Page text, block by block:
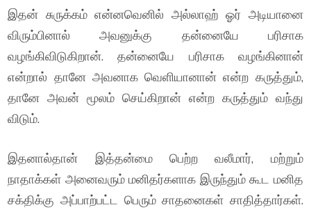
இதன் சுருக்கம் என்னவெனில் அல்லாஹ் ஓர் அடியானை
விரும்பினால் அவனுக்கு தன்னையே பரிசாக
வழங்கிவிடுகிறான். தன்னையே பரிசாக வழங்கினான்
என்றால் தானே அவனாக வெளியானான் என்ற கருத்தும்,
தானே அவன் மூலம் செய்கிறான் என்ற கருத்தும் வந்து
விடும்.
இதனால்தான் இத்தன்மை பெற்ற வலீமார், மற்றும்
நாதாக்கள் அனைவரும் மனிதர்களாக இருந்தும் கூட மனித
சக்திக்கு அப்பாற்பட்ட பெரும் சாதனைகள் சாதித்தார்கள்.